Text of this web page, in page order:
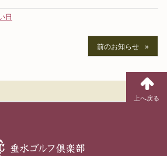
日
前のお知らせ